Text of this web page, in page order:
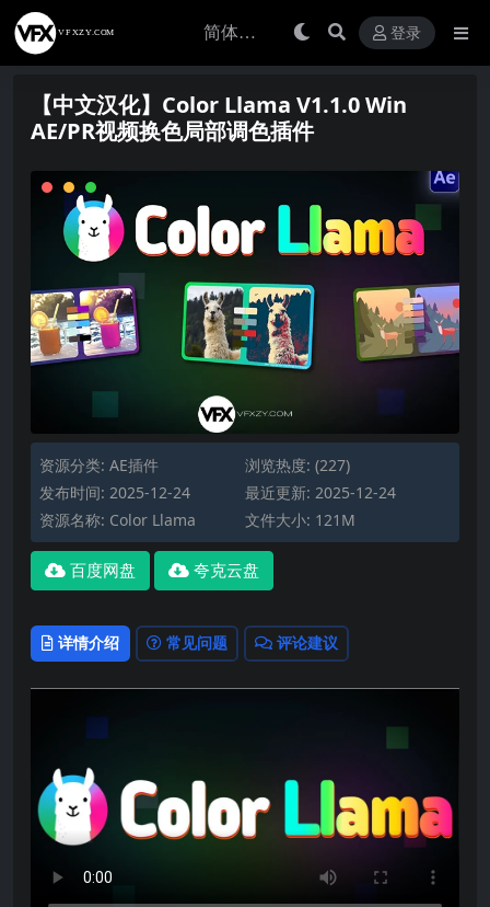
登录
【中文汉化】Color Llama V1.1.0 Win
AE/PR视频换色局部调色插件
资源分类: AE插件
浏览热度: (227)
发布时间: 2025-12-24
最近更新: 2025-12-24
资源名称: Color Llama
文件大小: 121M
百度网盘 夸克云盘
详情介绍 常见问题 评论建议